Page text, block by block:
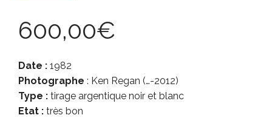
600,00€
Date : 1982
Photographe : Ken Regan (…-2012)
Type : tirage argentique noir et blanc
Etat : très bon